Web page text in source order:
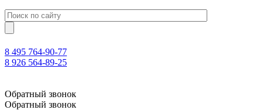
8 495 764-90-77
8 926 564-89-25
Обратный звонок
Обратный звонок